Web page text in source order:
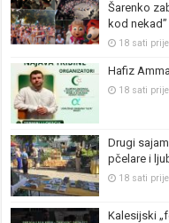
Šarenko
kod
18 sati prije
Hafiz
18 sati prije
Drugi
pčelare i
18 sati prije
Kalesijski